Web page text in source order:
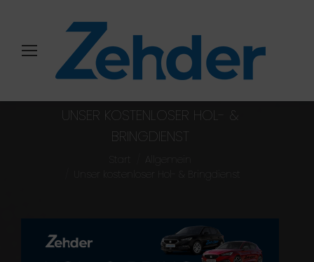
UNSER KOSTENLOSER HOL- &
BRINGDIENST
Allgemein